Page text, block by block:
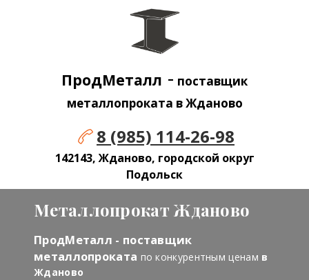
ПродМеталл - поставщик
металлопроката в Жданово
8 (985) 114-26-98
142143, Жданово, городской округ
Подольск
Металлопрокат Жданово
ПродМеталл - поставщик
металлопроката по конкурентным ценам в
Жданово